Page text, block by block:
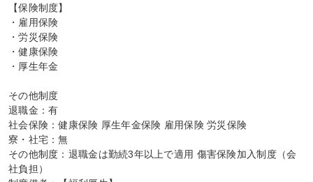
【保険制度】
・雇用保険
・労災保険
・健康保険
・厚生年金
その他制度
退職金：有
社会保険：健康保険 厚生年金保険 雇用保険 労災保険
寮・社宅：無
その他制度：退職金は勤続3年以上で適用 傷害保険加入制度（会
社負担）